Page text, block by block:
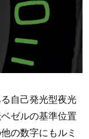
自己発光型夜光
ゼルの基準位置
の数字にもルミ